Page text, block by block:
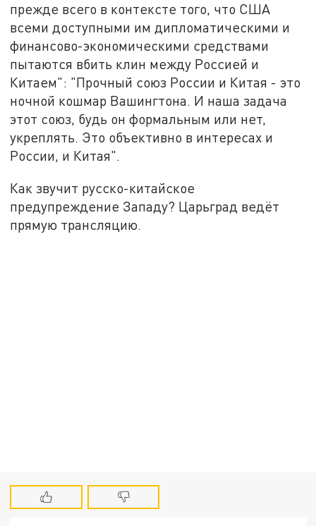
прежде всего в контексте того, что США
всеми доступными им дипломатическими и
финансово-экономическими средствами
пытаются вбить клин между Россией и
Китаем": "Прочный союз России и Китая - это
ночной кошмар Вашингтона. И наша задача
этот союз, будь он формальным или нет,
укреплять. Это объективно в интересах и
России, и Китая".
Как звучит русско-китайское
предупреждение Западу? Царьград ведёт
прямую трансляцию.